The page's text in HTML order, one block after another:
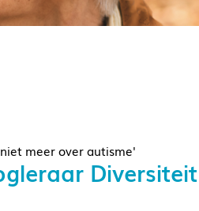
meer over autisme'